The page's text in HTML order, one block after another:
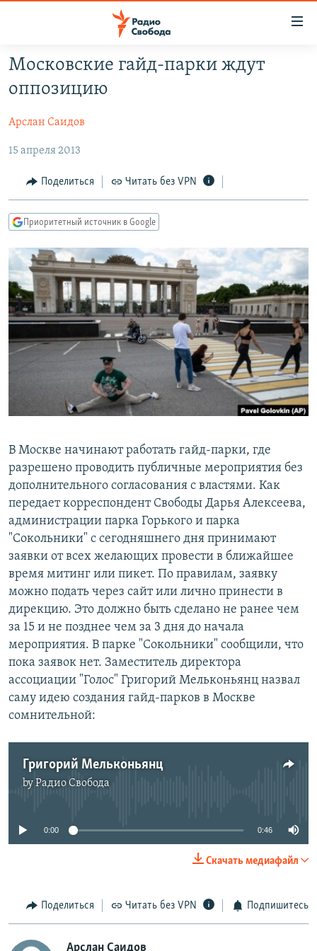
упрощенного
доступа
содержанию
Вернутся
главной
навигации
Вернутся
поиску
АВТОРСКИЕ ПРОЕКТЫ
ЦИТАТЫ СВОБОДЫ
МНЕНИЯ
КУЛЬТУРА
IDEL.РЕАЛИИ
КАВКАЗ.РЕАЛИИ
СЕВЕР.РЕАЛИИ
СИБИРЬ.РЕАЛИИ
РАСПИСАНИЕ ВЕЩАНИЯ
ПОДПИШИТЕСЬ НА РАССЫЛКУ
СОЦИАЛЬНЫЕ СЕТИ
Все сайты РСЕ/РС
Московские гайд-парки ждут
оппозицию
Арслан Саидов
15 апреля 2013
Поделиться Читать без VPN
Приоритетный источник в Google
В Москве начинают работать гайд-парки, где
разрешено проводить публичные мероприятия без
дополнительного согласования с властями. Как
передает корреспондент Свободы Дарья Алексеева,
администрации парка Горького и парка
"Сокольники" с сегодняшнего дня принимают
заявки от всех желающих провести в ближайшее
время митинг или пикет. По правилам, заявку
можно подать через сайт или лично принести в
дирекцию. Это должно быть сделано не ранее чем
за 15 и не позднее чем за 3 дня до начала
мероприятия. В парке "Сокольники" сообщили, что
пока заявок нет. Заместитель директора
ассоциации "Голос" Григорий Мельконьянц назвал
саму идею создания гайд-парков в Москве
сомнительной:
Григорий Мельконьянц
byРадио Свобода
No media source currently available
0:00 0:46
Скачать медиафайл
Поделиться Читать без VPN Подпишитесь
Арслан Саидов